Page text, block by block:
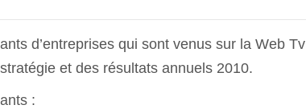
d’entreprises qui sont venus sur la Web Tv
et des résultats annuels 2010.
: